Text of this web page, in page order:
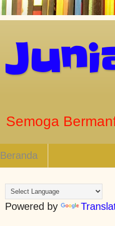
Semoga
Beranda
Powered by